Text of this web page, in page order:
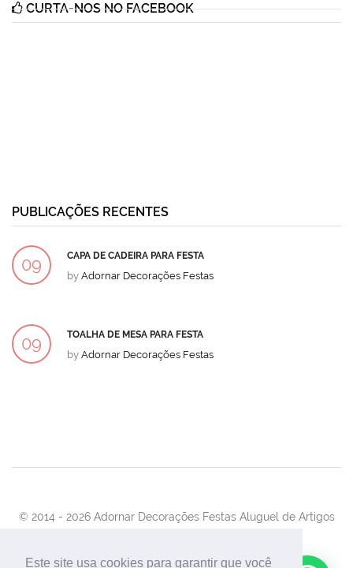
Este site usa cookies para garantir que você
CURTA-NOS NO FACEBOOK
PUBLICAÇÕES RECENTES
09 CAPA DE CADEIRA PARA FESTA
by Adornar Decorações Festas
09 TOALHA DE MESA PARA FESTA
by Adornar Decorações Festas
© 2014 - 2026 Adornar Decorações Festas Aluguel de Artigos
Desenvolvimento:UnionForAgênciaWeb